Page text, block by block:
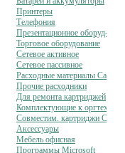
Принтеры
Телефония
Презентационное оборуд-ние
Торговое оборудование
Сетевое активное
Сетевое пассивное
Расходные материалы Canon
Прочие расходники
Для ремонта картриджей
Комплектующие к оргтехнике
Совместим. картриджи Cactus
Аксессуары
Мебель офисная
Программы Microsoft